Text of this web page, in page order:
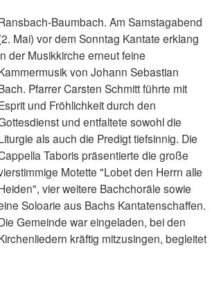
Baumbach. Am Samstagabend
Mai) vor dem Sonntag Kantate erklang
der Musikkirche erneut feine
von Johann Sebastian
Pfarrer Carsten Schmitt führte mit
und Fröhlichkeit durch den
und entfaltete sowohl die
als auch die Predigt tiefsinnig. Die
Taboris präsentierte die große
Motette "Lobet den Herrn alle
vier weitere Bachchoräle sowie
Soloarie aus Bachs Kantatenschaffen.
Gemeinde war eingeladen, bei den
kräftig mitzusingen, begleitet